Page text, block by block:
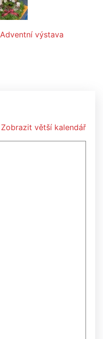
Adventní výstava
Zobrazit větší kalendář